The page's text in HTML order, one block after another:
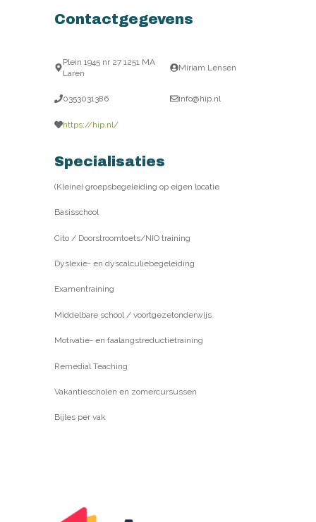
Contactgegevens
Plein 1945 nr 27 1251 MA
Laren
Miriam Lensen
0353031386 info@hip.nl
https://hip.nl/
Specialisaties
(Kleine) groepsbegeleiding op eigen locatie
Basisschool
Cito / Doorstroomtoets/NIO training
Dyslexie- en dyscalculiebegeleiding
Examentraining
Middelbare school / voortgezetonderwijs
Motivatie- en faalangstreductietraining
Remedial Teaching
Vakantiescholen en zomercursussen
Bijles per vak